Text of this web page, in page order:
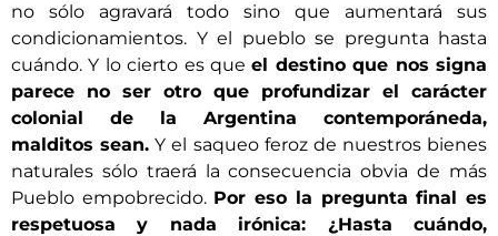
no sólo agravará todo sino que aumentará sus
condicionamientos. Y el pueblo se pregunta hasta
cuándo. Y lo cierto es queel destino que nos signa
parece no ser otro que profundizar el carácter
colonial de la Argentina contemporáneda,
malditos sean. Y el saqueo feroz de nuestros bienes
naturales sólo traerá la consecuencia obvia de más
Pueblo empobrecido. Por eso la pregunta final es
respetuosa y nada irónica: ¿Hasta cuándo,